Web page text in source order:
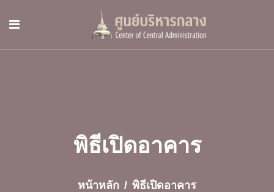
พิธีเปิดอาคาร
หน้าหลัก พิธีเปิดอาคาร